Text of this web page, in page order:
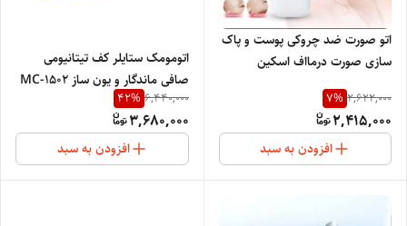
اتو صورت ضد چروکی پوست و پاک
سازی صورت درمااف اسکین
2,622,000
7%
2,415,000
افزودن به سبد
اتومومک ستایلر کف تیتانیومی
صافی ماندگار و یون ساز MC-1502
6,440,000
42%
3,680,000
افزودن به سبد